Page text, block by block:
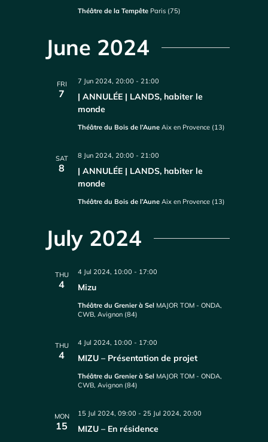
Théâtre de la Tempête Paris (75)
June 2024
FRI
7
| ANNULÉE | LANDS, habiter le
monde
7 Jun 2024, 20:00 -21:00
Théâtre du Bois de l’AuneAix en Provence (13)
SAT
8
| ANNULÉE | LANDS, habiter le
monde
8 Jun 2024, 20:00 -21:00
Théâtre du Bois de l’AuneAix en Provence (13)
July 2024
THU
4 Mizu
4 Jul 2024, 10:00 - 17:00
Théâtre du Grenier à Sel MAJOR TOM - ONDA,
CWB, Avignon (84)
THU
4 MIZU – Présentation de projet
4 Jul 2024, 10:00 - 17:00
Théâtre du Grenier à Sel MAJOR TOM - ONDA,
CWB, Avignon (84)
MON
15 MIZU – En résidence
15 Jul 2024, 09:00 -25 Jul 2024, 20:00